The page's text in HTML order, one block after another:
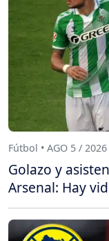
Fútbol • AGO 5 / 2026
Golazo y
Arsenal: Hay